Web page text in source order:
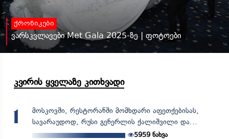
ქრონიკები
ვარსკვლავები Met Gala 2025-ზე | ფოტოები
კვირის ყველაზე კითხვადი
1
მოსკოვში, რესტორანში მომხდარი აფეთქებისას,
სავარაუდოდ, რუსი გენერლის ქალიშვილი და...
5959 ნახვა